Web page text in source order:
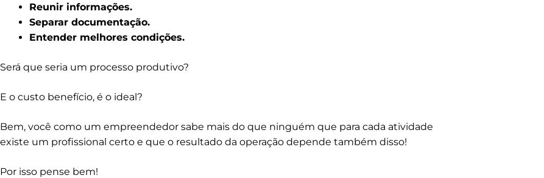
Reunir informações.
Separar documentação.
Entender melhores condições.
Será que seria um processo produtivo?
E o custo benefício, é o ideal?
Bem, você como um empreendedor sabe mais do que ninguém que para cada atividade
existe um profissional certo e que o resultado da operação depende também disso!
Por isso pense bem!